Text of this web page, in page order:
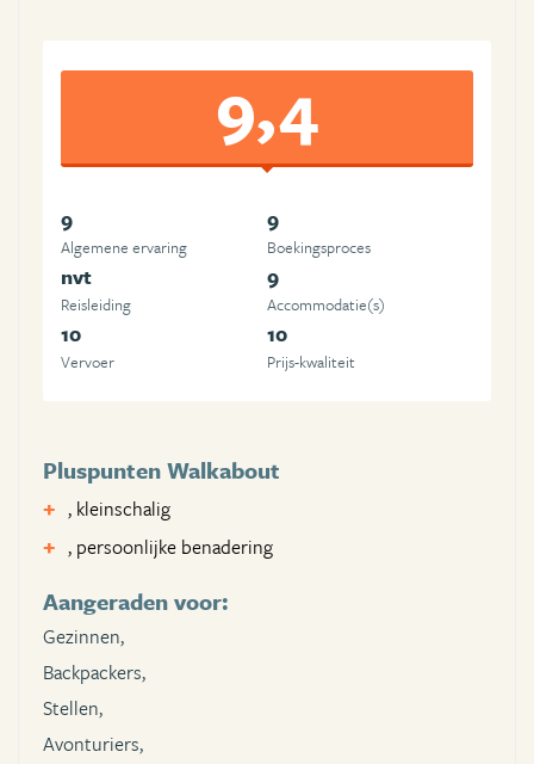
9,4
9
Algemene ervaring
9
Boekingsproces
nvt
Reisleiding
9
Accommodatie(s)
10
Vervoer
10
Prijs-kwaliteit
Pluspunten Walkabout
, kleinschalig
, persoonlijke benadering
Aangeraden voor:
Gezinnen,
Backpackers,
Stellen,
Avonturiers,